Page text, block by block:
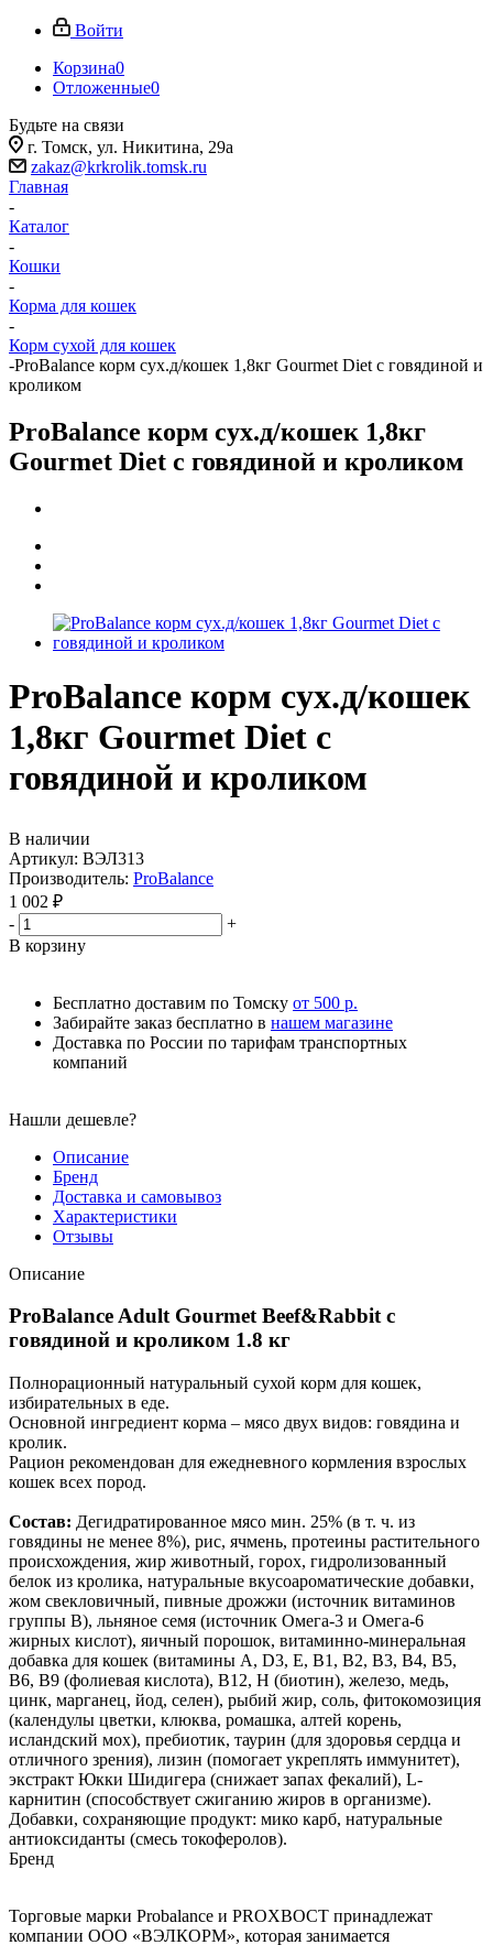
Войти
Корзина0
Отложенные0
Будьте на связи
г. Томск, ​ул. Никитина, 29а
zakaz@krkrolik.tomsk.ru
Главная
-
Каталог
-
Кошки
-
Корма для кошек
-
Корм сухой для кошек
-ProBalance корм сух.д/кошек 1,8кг Gourmet Diet с говядиной и
кроликом
ProBalance корм сух.д/кошек 1,8кг
Gourmet Diet с говядиной и кроликом
ProBalance корм сух.д/кошек
1,8кг Gourmet Diet с
говядиной и кроликом
В наличии
Артикул: ВЭЛ313
Производитель: ProBalance
1 002 ₽
-
+
В корзину
Бесплатно доставим по Томску от 500 р.
Забирайте заказ бесплатно в нашем магазине
Доставка по России по тарифам транспортных
компаний
Нашли дешевле?
Описание
Бренд
Доставка и самовывоз
Характеристики
Отзывы
Описание
ProBalance Adult Gourmet Beef&Rabbit с
говядиной и кроликом 1.8 кг
Полнорационный натуральный сухой корм для кошек,
избирательных в еде.
Основной ингредиент корма – мясо двух видов: говядина и
кролик.
Рацион рекомендован для ежедневного кормления взрослых
кошек всех пород.
Состав: Дегидратированное мясо мин. 25% (в т. ч. из
говядины не менее 8%), рис, ячмень, протеины растительного
происхождения, жир животный, горох, гидролизованный
белок из кролика, натуральные вкусоароматические добавки,
жом свекловичный, пивные дрожжи (источник витаминов
группы В), льняное семя (источник Омега-3 и Омега-6
жирных кислот), яичный порошок, витаминно-минеральная
добавка для кошек (витамины А, D3, Е, В1, В2, В3, В4, В5,
В6, В9 (фолиевая кислота), В12, Н (биотин), железо, медь,
цинк, марганец, йод, селен), рыбий жир, соль, фитокомозиция
(календулы цветки, клюква, ромашка, алтей корень,
исландский мох), пребиотик, таурин (для здоровья сердца и
отличного зрения), лизин (помогает укреплять иммунитет),
экстракт Юкки Шидигера (снижает запах фекалий), L-
карнитин (способствует сжиганию жиров в организме).
Добавки, сохраняющие продукт: мико карб, натуральные
антиоксиданты (смесь токоферолов).
Бренд
Торговые марки Probalance и PROХВОСТ принадлежат
компании ООО «ВЭЛКОРМ», которая занимается